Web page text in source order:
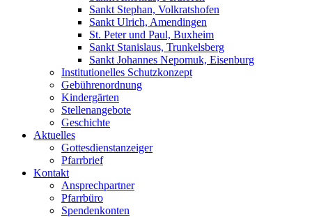
Sankt Stephan, Volkratshofen
Sankt Ulrich, Amendingen
St. Peter und Paul, Buxheim
Sankt Stanislaus, Trunkelsberg
Sankt Johannes Nepomuk, Eisenburg
Institutionelles Schutzkonzept
Gebührenordnung
Kindergärten
Stellenangebote
Geschichte
Aktuelles
Gottesdienstanzeiger
Pfarrbrief
Kontakt
Ansprechpartner
Pfarrbüro
Spendenkonten